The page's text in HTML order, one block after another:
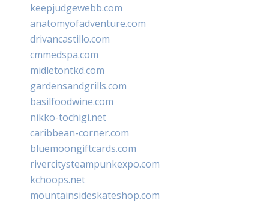
keepjudgewebb.com
anatomyofadventure.com
drivancastillo.com
cmmedspa.com
midletontkd.com
gardensandgrills.com
basilfoodwine.com
nikko-tochigi.net
caribbean-corner.com
bluemoongiftcards.com
rivercitysteampunkexpo.com
kchoops.net
mountainsideskateshop.com